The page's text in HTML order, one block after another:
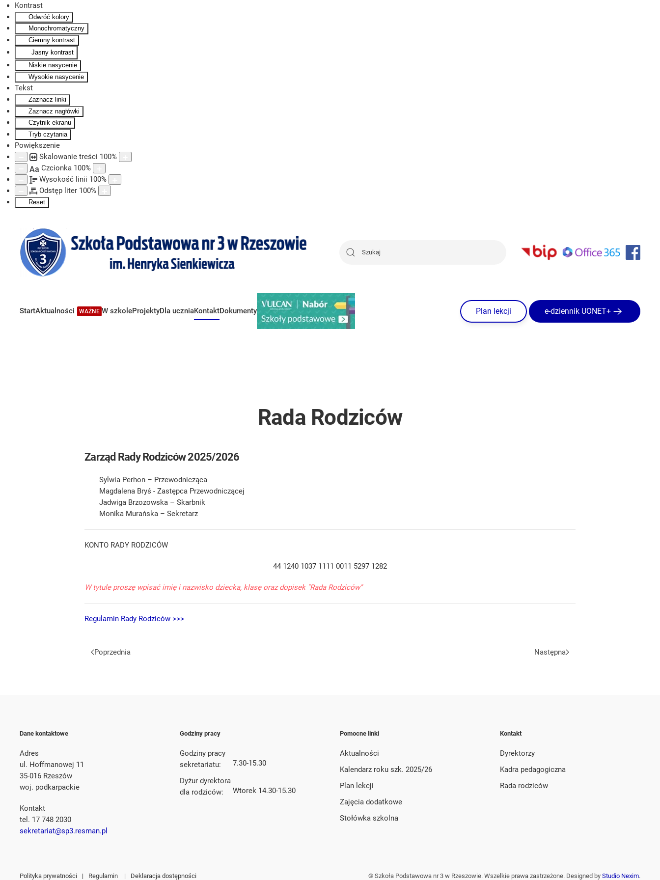
Kontrast
Odwróć kolory
Monochromatyczny
Ciemny kontrast
Jasny kontrast
Niskie nasycenie
Wysokie nasycenie
Tekst
Zaznacz linki
Zaznacz nagłówki
Czytnik ekranu
Tryb czytania
Powiększenie
Skalowanie treści 100%
Aa Czcionka 100%
Wysokość linii 100%
Odstęp liter 100%
Reset
Skip to main content
StartAktualności WAŻNE W szkoleProjektyDla uczniaKontaktDokumenty Plan lekcji e-dziennik UONET+
Rada Rodziców
Zarząd Rady Rodziców 2025/2026
Sylwia Perhon – Przewodnicząca
Magdalena Bryś - Zastępca Przewodniczącej
Jadwiga Brzozowska – Skarbnik
Monika Murańska – Sekretarz
KONTO RADY RODZICÓW
44 1240 1037 1111 0011 5297 1282
W tytule proszę wpisać imię i nazwisko dziecka, klasę oraz dopisek "Rada Rodziców"
Regulamin Rady Rodziców >>>
Poprzednia Następna
Dane kontaktowe
Adres
ul. Hoffmanowej 11
35-016 Rzeszów
woj. podkarpackie
Kontakt
tel. 17 748 2030
sekretariat@sp3.resman.pl
Godziny pracy
Godziny pracy
sekretariatu:
7.30-15.30
Dyżur dyrektora
dla rodziców:
Wtorek 14.30-15.30
Pomocne linki
Aktualności
Kalendarz roku szk. 2025/26
Plan lekcji
Zajęcia dodatkowe
Stołówka szkolna
Kontakt
Dyrektorzy
Kadra pedagogiczna
Rada rodziców
Polityka prywatności | Regulamin | Deklaracja dostępności © Szkoła Podstawowa nr 3 w Rzeszowie. Wszelkie prawa zastrzeżone. Designed by Studio Nexim.